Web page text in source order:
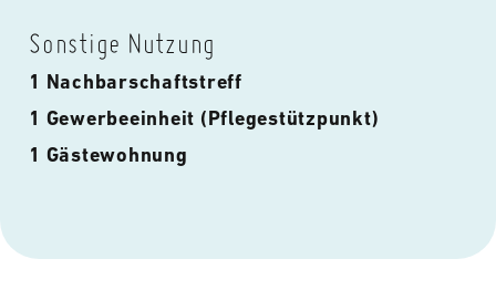
Sonstige Nutzung
1 Nachbarschaftstreff
1 Gewerbeeinheit (Pflegestützpunkt)
1 Gästewohnung